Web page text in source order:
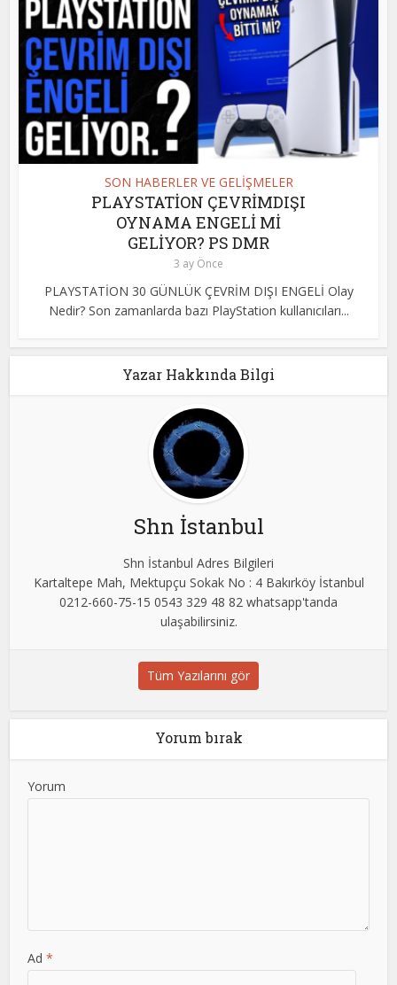
SON HABERLER VE GELİŞMELER
PLAYSTATİON ÇEVRİMDIŞI
OYNAMA ENGELİ Mİ
GELİYOR? PS DMR
3 ay Önce
PLAYSTATİON 30 GÜNLÜK ÇEVRİM DIŞI ENGELİ Olay
Nedir? Son zamanlarda bazı PlayStation kullanıcıları...
Yazar Hakkında Bilgi
Shn İstanbul
Shn İstanbul Adres Bilgileri
Kartaltepe Mah, Mektupçu Sokak No : 4 Bakırköy İstanbul
0212-660-75-15 0543 329 48 82 whatsapp'tanda
ulaşabilirsiniz.
Tüm Yazılarını gör
Yorum bırak
Yorum
Ad*